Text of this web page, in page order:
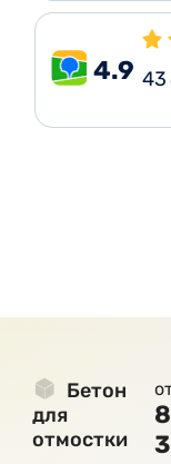
4.9 43
Бетон
для
отмостки